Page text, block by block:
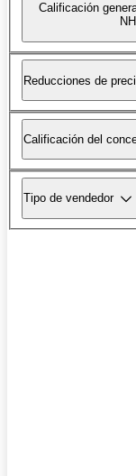
Calificación
Reducciones de
Calificación del
Tipo de vendedor